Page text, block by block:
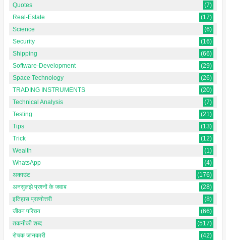
Quotes
(7)
Real-Estate
(17)
Science
(6)
Security
(16)
Shipping
(66)
Software-Development
(29)
Space Technology
(26)
TRADING INSTRUMENTS
(20)
Technical Analysis
(7)
Testing
(21)
Tips
(13)
Trick
(12)
Wealth
(1)
WhatsApp
(4)
अकाउंट
(176)
अनसुलझे प्रश्नों के जवाब
(28)
इतिहास प्रश्नोत्तरी
(8)
जीवन परिचय
(66)
तकनीकी शब्द
(517)
रोचक जानकारी
(42)